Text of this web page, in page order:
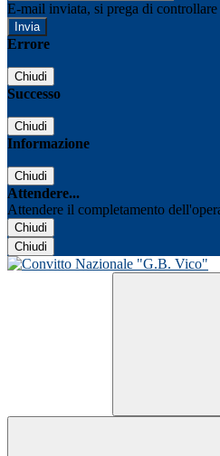
E-mail inviata, si prega di
Errore
Chiudi
Successo
Chiudi
Informazione
Chiudi
Attendere...
Attendere il completamento
Chiudi
Chiudi